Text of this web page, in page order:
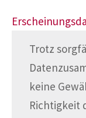
Trotz
keine
Richtigkeit